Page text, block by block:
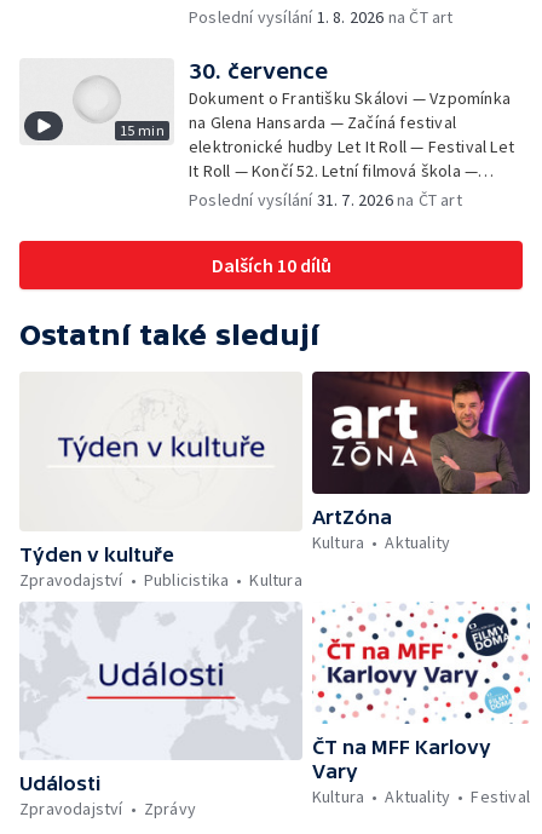
zprávy z kultury — Začíná Jiráskův Hronov —
Poslední vysílání1. 8. 2026 na ČT art
15 min
30. července
Dokument o Františku Skálovi — Vzpomínka
na Glena Hansarda — Začíná festival
elektronické hudby Let It Roll — Festival Let
It Roll — Končí 52. Letní filmová škola —
Krátké zprávy z kultury — Rekonstrukce
Poslední vysílání31. 7. 2026na ČT art
Dalších 10 dílů
Ostatní také sledují
Týden v kultuře
Zpravodajství
Publicistika Kultura
ArtZóna
Kultura
Aktuality
Události
Zpravodajství
Zprávy
ČT na MFF Karlovy
Vary
Kultura
Aktuality Festival